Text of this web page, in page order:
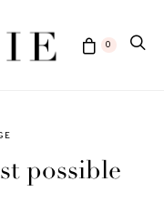
0
possible